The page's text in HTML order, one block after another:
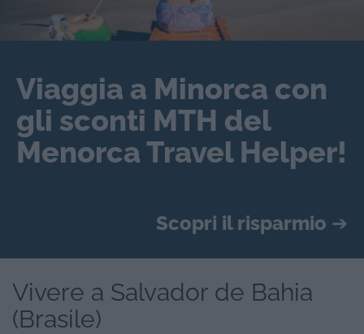
Viaggia a Minorca con
gli sconti MTH del
Menorca Travel Helper!
Scopri il risparmio ➔
Vivere a Salvador de Bahia
(Brasile)